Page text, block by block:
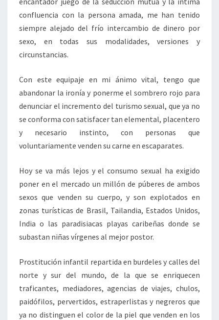
confluencia con la persona amada, me han tenido
siempre alejado del frío intercambio de dinero por
sexo, en todas sus modalidades, versiones y
circunstancias.
Con este equipaje en mi ánimo vital, tengo que
abandonar la ironía y ponerme el sombrero rojo para
denunciar el incremento del turismo sexual, que ya no
se conforma con satisfacer tan elemental, placentero
y necesario instinto, con personas que
voluntariamente venden su carne en escaparates.
Hoy se va más lejos y el consumo sexual ha exigido
poner en el mercado un millón de púberes de ambos
sexos que venden su cuerpo, y son explotados en
zonas turísticas de Brasil, Tailandia, Estados Unidos,
India o las paradisiacas playas caribeñas donde se
subastan niñas vírgenes al mejor postor.
Prostitución infantil repartida en burdeles y calles del
norte y sur del mundo, de la que se enriquecen
traficantes, mediadores, agencias de viajes, chulos,
paidófilos, pervertidos, estraperlistas y negreros que
ya no distinguen el color de la piel que venden en los